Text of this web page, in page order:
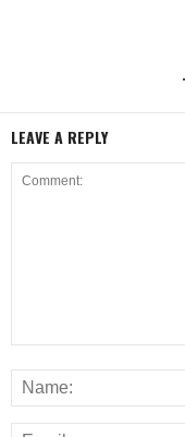
LEAVE A REPLY